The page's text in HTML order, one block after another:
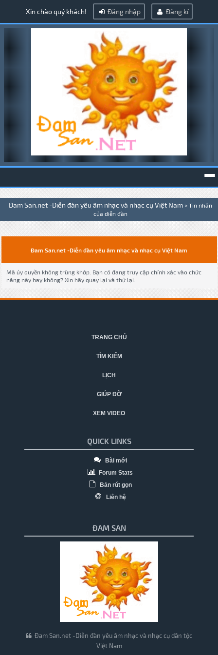
Xin chào quý khách! Đăng nhập Đăng kí
Đam San.net -Diễn đàn yêu âm nhạc và nhạc cụ Việt Nam > Tin nhắn
của diễn đàn
Đam San.net -Diễn đàn yêu âm nhạc và nhạc cụ Việt Nam
Mã ủy quyền không trùng khớp. Bạn có đang truy cập chính xác vào chức
năng này hay không? Xin hãy quay lại và thử lại.
TRANG CHỦ
TÌM KIẾM
LỊCH
GIÚP ĐỠ
XEM VIDEO
QUICK LINKS
Bài mới
Forum Stats
Bản rút gọn
Liên hệ
ĐAM SAN
Đam San.net -Diễn đàn yêu âm nhạc và nhạc cụ dân tộc
Việt Nam